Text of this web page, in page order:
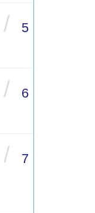
/ 5
/ 6
/ 7